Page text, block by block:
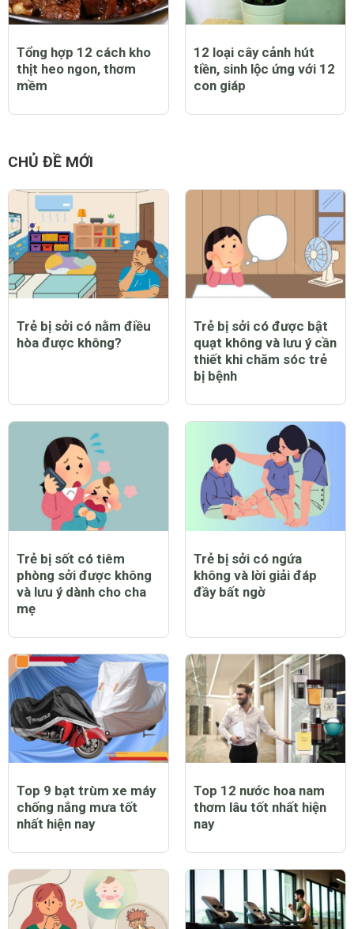
Tổng hợp 12 cách kho
thịt heo ngon, thơm
mềm
12 loại cây cảnh hút
tiền, sinh lộc ứng với 12
con giáp
CHỦ ĐỀ MỚI
Trẻ bị sởi có nằm điều
hòa được không?
Trẻ bị sởi có được bật
quạt không và lưu ý cần
thiết khi chăm sóc trẻ
bị bệnh
Trẻ bị sốt có tiêm
phòng sởi được không
và lưu ý dành cho cha
mẹ
Trẻ bị sởi có ngứa
không và lời giải đáp
đầy bất ngờ
Top 9 bạt trùm xe máy
chống nắng mưa tốt
nhất hiện nay
Top 12 nước hoa nam
thơm lâu tốt nhất hiện
nay